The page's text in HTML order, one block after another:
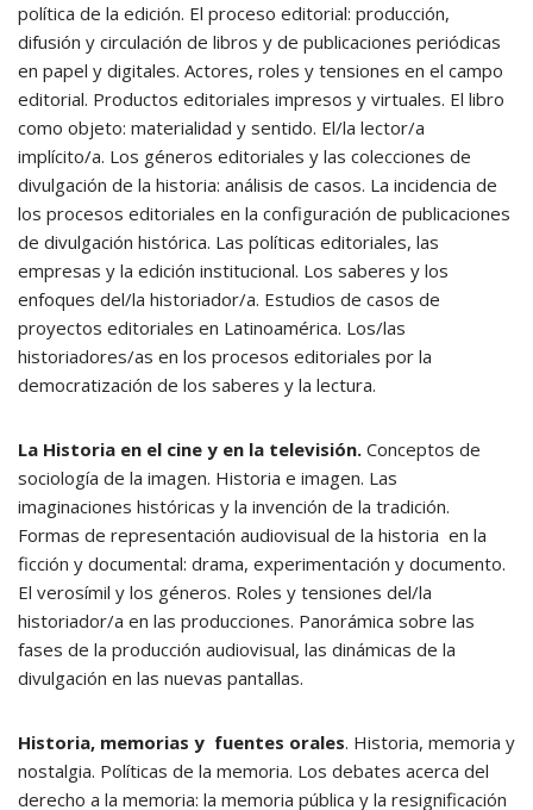
política de la edición. El proceso editorial: producción,
difusión y circulación de libros y de publicaciones periódicas
en papel y digitales. Actores, roles y tensiones en el campo
editorial. Productos editoriales impresos y virtuales. El libro
como objeto: materialidad y sentido. El/la lector/a
implícito/a. Los géneros editoriales y las colecciones de
divulgación de la historia: análisis de casos. La incidencia de
los procesos editoriales en la configuración de publicaciones
de divulgación histórica. Las políticas editoriales, las
empresas y la edición institucional. Los saberes y los
enfoques del/la historiador/a. Estudios de casos de
proyectos editoriales en Latinoamérica. Los/las
historiadores/as en los procesos editoriales por la
democratización de los saberes y la lectura.
La Historia en el cine y en la televisión. Conceptos de
sociología de la imagen. Historia e imagen. Las
imaginaciones históricas y la invención de la tradición.
Formas de representación audiovisual de la historia en la
ficción y documental: drama, experimentación y documento.
El verosímil y los géneros. Roles y tensiones del/la
historiador/a en las producciones. Panorámica sobre las
fases de la producción audiovisual, las dinámicas de la
divulgación en las nuevas pantallas.
Historia, memorias y fuentes orales. Historia, memoria y
nostalgia. Políticas de la memoria. Los debates acerca del
derecho a la memoria: la memoria pública y la resignificación